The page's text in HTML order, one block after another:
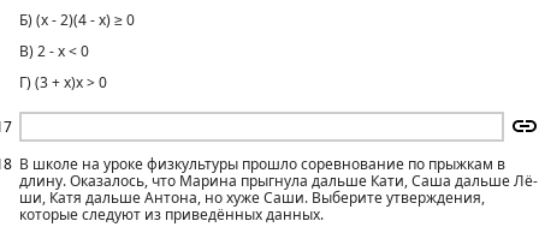
Б) (x - 2)(4 - x) ≥ 0
В) 2 - x < 0
Г) (3 + x)x > 0
В школе на уроке физкультуры прошло соревнование по прыжкам в
длину. Оказалось, что Марина прыгнула дальше Кати, Саша дальше Лё­
ши, Катя дальше Антона, но хуже Саши. Выберите утверждения,
которые следуют из приведённых данных.